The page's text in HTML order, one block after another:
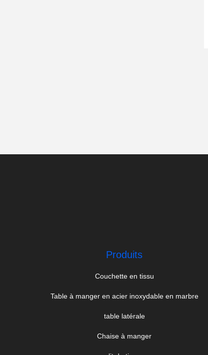
Produits
Couchette en tissu
Table à manger en acier inoxydable en marbre
table latérale
Chaise à manger